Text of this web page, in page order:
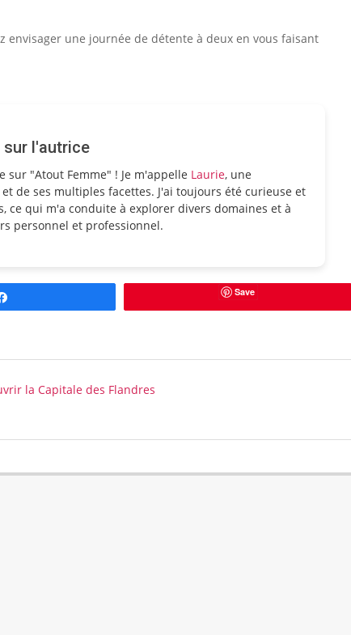
envisager une journée de détente à deux en vous faisant
sur l'autrice
sur "Atout Femme" ! Je m'appelle Laurie, une
de ses multiples facettes. J'ai toujours été curieuse et
ce qui m'a conduite à explorer divers domaines et à
personnel et professionnel.
Save
la Capitale des Flandres